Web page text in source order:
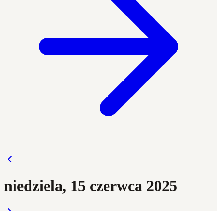
niedziela, 15 czerwca 2025